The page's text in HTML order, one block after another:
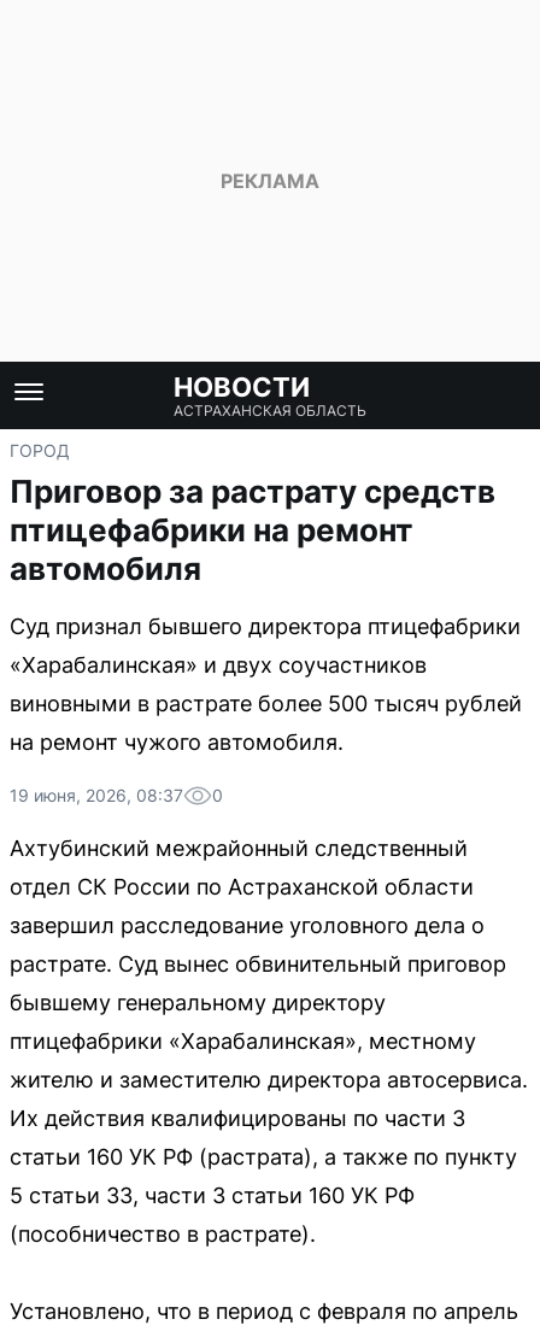
НОВОСТИ
АСТРАХАНСКАЯ ОБЛАСТЬ
ГОРОД
Приговор за растрату средств
птицефабрики на ремонт
автомобиля
Суд признал бывшего директора птицефабрики
«Харабалинская» и двух соучастников
виновными в растрате более 500 тысяч рублей
на ремонт чужого автомобиля.
19 июня, 2026, 08:37 0
Ахтубинский межрайонный следственный
отдел СК России по Астраханской области
завершил расследование уголовного дела о
растрате. Суд вынес обвинительный приговор
бывшему генеральному директору
птицефабрики «Харабалинская», местному
жителю и заместителю директора автосервиса.
Их действия квалифицированы по части 3
статьи 160 УК РФ (растрата), а также по пункту
5 статьи 33, части 3 статьи 160 УК РФ
(пособничество в растрате).
Установлено, что в период с февраля по апрель